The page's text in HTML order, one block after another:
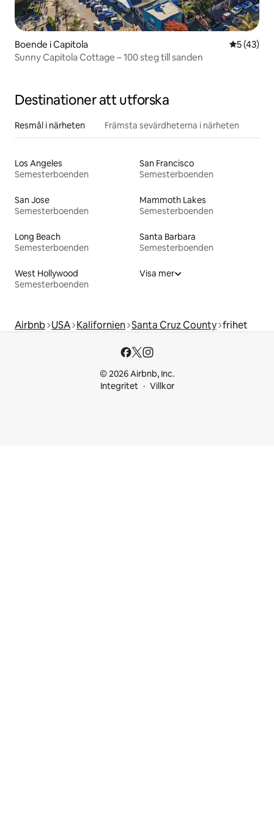
Boende i Capitola 5 av 5 i
5 (43)
Sunny Capitola Cottage – 100 steg till sanden
Destinationer att utforska
Resmål i närheten Främsta sevärdheterna i närheten
Los Angeles
Semesterboenden
San Francisco
Semesterboenden
San Jose
Semesterboenden
Mammoth Lakes
Semesterboenden
Long Beach
Semesterboenden
Santa Barbara
Semesterboenden
West Hollywood
Semesterboenden
Visa mer
Airbnb USA Kalifornien Santa Cruz County frihet
© 2026 Airbnb, Inc.
Integritet
Villkor